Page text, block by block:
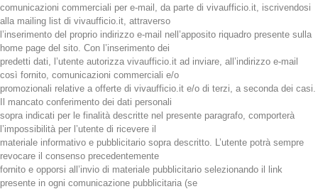
comunicazioni commerciali per e-mail, da parte di vivaufficio.it, iscrivendosi
alla mailing list di vivaufficio.it, attraverso
l’inserimento del proprio indirizzo e-mail nell’apposito riquadro presente sulla
home page del sito. Con l’inserimento dei
predetti dati, l’utente autorizza vivaufficio.it ad inviare, all’indirizzo e-mail
così fornito, comunicazioni commerciali e/o
promozionali relative a offerte di vivaufficio.it e/o di terzi, a seconda dei casi.
Il mancato conferimento dei dati personali
sopra indicati per le finalità descritte nel presente paragrafo, comporterà
l’impossibilità per l’utente di ricevere il
materiale informativo e pubblicitario sopra descritto. L’utente potrà sempre
revocare il consenso precedentemente
fornito e opporsi all’invio di materiale pubblicitario selezionando il link
presente in ogni comunicazione pubblicitaria (se